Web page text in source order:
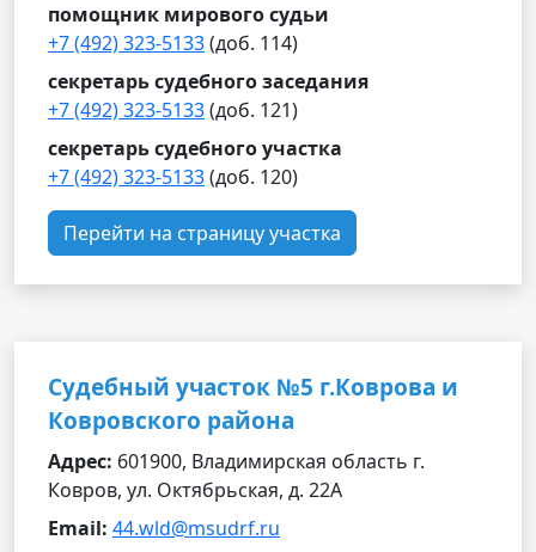
помощник мирового судьи
+7 (492) 323-5133(доб. 114)
секретарь судебного заседания
+7 (492) 323-5133(доб. 121)
секретарь судебного участка
+7 (492) 323-5133(доб. 120)
Перейти на страницу участка
Судебный участок №5 г.Коврова и
Ковровского района
Адрес: 601900, Владимирская область г.
Ковров, ул. Октябрьская, д. 22А
Email: 44.wld@msudrf.ru